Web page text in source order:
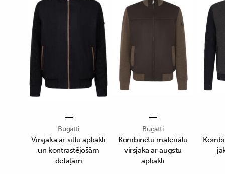
Bugatti
Virsjaka ar siltu apkakli
un kontrastējošām
detaļām
Bugatti
Kombinētu materiālu
virsjaka ar augstu
apkakli